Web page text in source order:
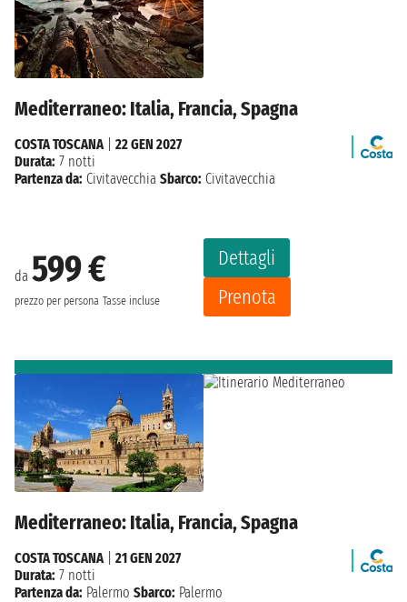
Mediterraneo: Italia, Francia, Spagna
da 599 €
prezzo per persona Tasse incluse
Dettagli
Prenota
COSTA TOSCANA| 22 GEN 2027
Durata: 7 notti
Partenza da: Civitavecchia Sbarco: Civitavecchia
Mediterraneo: Italia, Francia, Spagna
COSTA TOSCANA| 21 GEN 2027
Durata: 7 notti
Partenza da: Palermo Sbarco: Palermo